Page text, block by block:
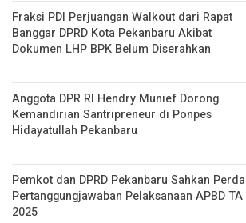
Fraksi PDI Perjuangan Walkout dari Rapat
Banggar DPRD Kota Pekanbaru Akibat
Dokumen LHP BPK Belum Diserahkan
Anggota DPR RI Hendry Munief Dorong
Kemandirian Santripreneur di Ponpes
Hidayatullah Pekanbaru
Pemkot dan DPRD Pekanbaru Sahkan Perda
Pertanggungjawaban Pelaksanaan APBD TA
2025